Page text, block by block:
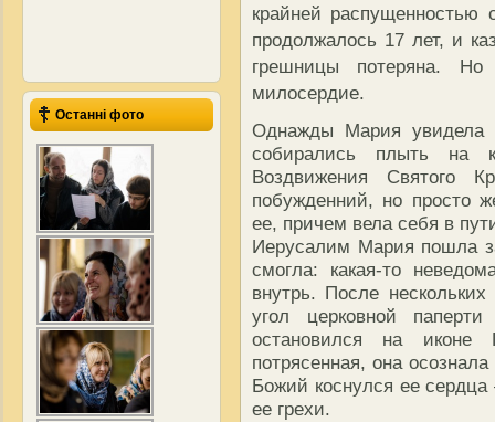
Останні фото
крайней распущенностью
продолжалось 17 лет, и
грешницы потеряна.
милосердие.
Однажды Мария увидела
собирались плыть на
Воздвижения Святого
побужденний, но просто
ее, причем вела себя в
Иерусалим Мария пошла
смогла: какая-то
внутрь. После
угол церковной
остановился на
потрясенная, она
Божий коснулся ее
ее грехи.